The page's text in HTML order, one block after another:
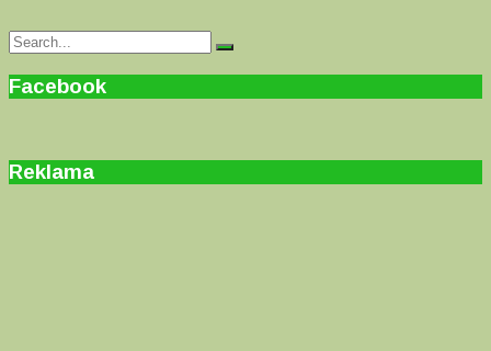
Search
for:
Search
Facebook
Reklama